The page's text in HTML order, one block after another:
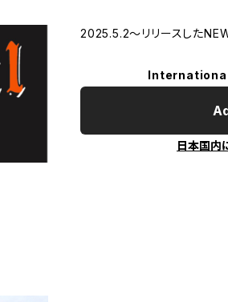
2025.5.2〜リリースした
日本国内